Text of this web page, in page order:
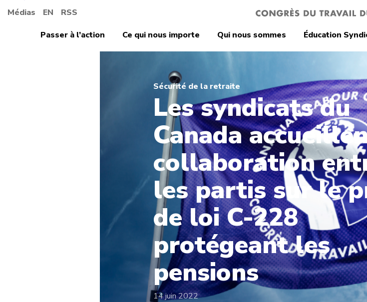
Médias EN RSS
Passer à l’action
Ce qui nous importe Qui nous sommes Éducation
Sécurité de la retraite
Les syndicats du
Canada
collaboration
les partis sur le
de loi C-228
protégeant les
pensions
14 juin 2022